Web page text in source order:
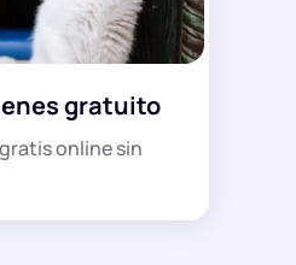
gratuito
online sin